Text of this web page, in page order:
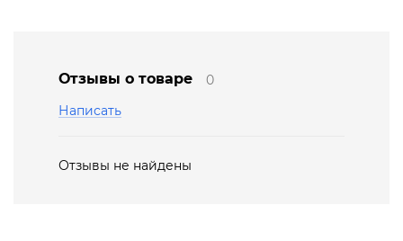
Отзывы о товаре
0
Написать
Отзывы не найдены